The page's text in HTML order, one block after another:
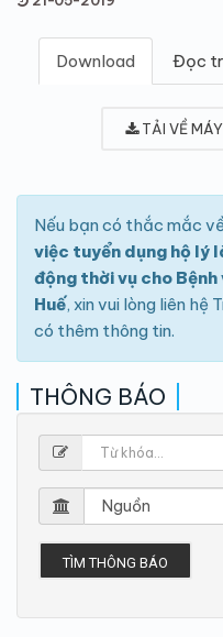
Download Đọc
TẢI VỀ
Nếu bạn có thắc mắc
việc tuyển dụng hộ lý
động thời vụ cho
Huế, xin vui lòng liên hệ
có thêm thông tin.
THÔNG BÁO
TÌM THÔNG BÁO